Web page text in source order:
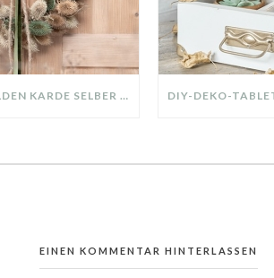
KRANZ AUS WILDEN KARDE SELBER MACHEN: HERBSTDEKO GANZ EINFACH
EINEN KOMMENTAR HINTERLASSEN